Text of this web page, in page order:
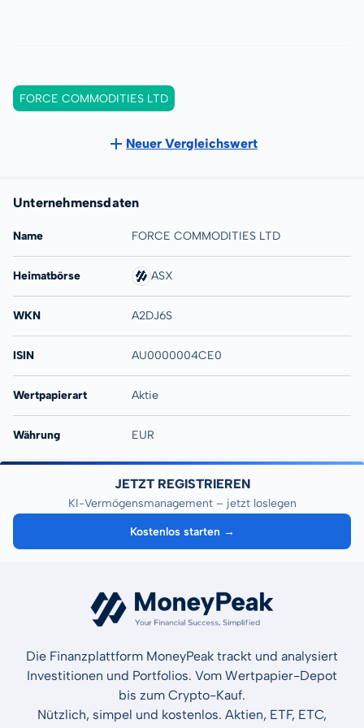
FORCE COMMODITIES LTD
Neuer Vergleichswert
Unternehmensdaten
Name FORCE COMMODITIES LTD
Heimatbörse ASX
WKN A2DJ6S
ISIN AU0000004CE0
Wertpapierart Aktie
Währung EUR
JETZT REGISTRIEREN
KI-Vermögensmanagement – jetzt loslegen
Kostenlos starten →
Die Finanzplattform MoneyPeak trackt und analysiert
Investitionen und Portfolios. Vom Wertpapier-Depot
bis zum Crypto-Kauf.
Nützlich, simpel und kostenlos. Aktien, ETF, ETC,